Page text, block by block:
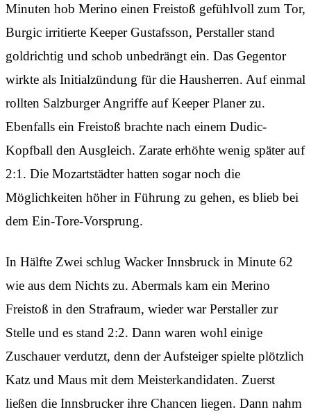
Minuten hob Merino einen Freistoß gefühlvoll zum Tor,
Burgic irritierte Keeper Gustafsson, Perstaller stand
goldrichtig und schob unbedrängt ein. Das Gegentor
wirkte als Initialzündung für die Hausherren. Auf einmal
rollten Salzburger Angriffe auf Keeper Planer zu.
Ebenfalls ein Freistoß brachte nach einem Dudic-
Kopfball den Ausgleich. Zarate erhöhte wenig später auf
2:1. Die Mozartstädter hatten sogar noch die
Möglichkeiten höher in Führung zu gehen, es blieb bei
dem Ein-Tore-Vorsprung.
In Hälfte Zwei schlug Wacker Innsbruck in Minute 62
wie aus dem Nichts zu. Abermals kam ein Merino
Freistoß in den Strafraum, wieder war Perstaller zur
Stelle und es stand 2:2. Dann waren wohl einige
Zuschauer verdutzt, denn der Aufsteiger spielte plötzlich
Katz und Maus mit dem Meisterkandidaten. Zuerst
ließen die Innsbrucker ihre Chancen liegen. Dann nahm